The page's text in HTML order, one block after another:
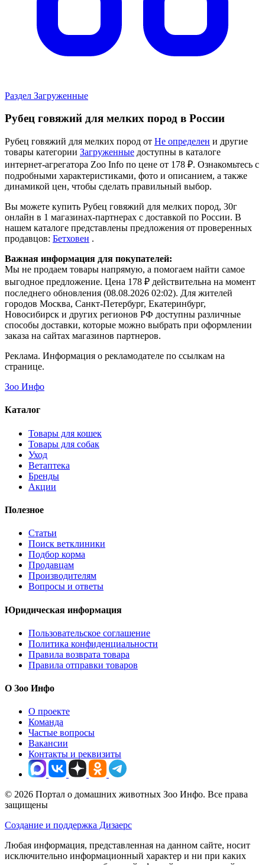
Раздел Загруженные
Рубец говяжий для мелких пород в России
Рубец говяжий для мелких пород от Не определен и другие
товары категории Загруженные доступны в каталоге
интернет-агрегатора Zoo Info по цене от 178 ₽. Ознакомьтесь с
подробными характеристиками, фото и описанием, а также
динамикой цен, чтобы сделать правильный выбор.
Вы можете купить Рубец говяжий для мелких пород, 30г
онлайн в 1 магазинах-партнерах с доставкой по России. В
нашем каталоге представлены предложения от проверенных
продавцов: Бетховен .
Важная информация для покупателей:
Мы не продаем товары напрямую, а помогаем найти самое
выгодное предложение. Цена 178 ₽ действительна на момент
последнего обновления (08.08.2026 02:02). Для жителей
городов Москва, Санкт-Петербург, Екатеринбург,
Новосибирск и других регионов РФ доступны различные
способы доставки, которые можно выбрать при оформлении
заказа на сайтах магазинов партнеров.
Реклама. Информация о рекламодателе по ссылкам на
странице.
Зоо Инфо
Каталог
Товары для кошек
Товары для собак
Уход
Ветаптека
Бренды
Акции
Полезное
Статьи
Поиск ветклиники
Подбор корма
Продавцам
Производителям
Вопросы и ответы
Юридическая информация
Пользовательское соглашение
Политика конфиденциальности
Правила возврата товара
Правила отправки товаров
О Зоо Инфо
О проекте
Команда
Частые вопросы
Вакансии
Контакты и реквизиты
© 2026 Портал о домашних животных Зоо Инфо. Все права
защищены
Создание и поддержка Дизаерс
Любая информация, представленная на данном сайте, носит
исключительно информационный характер и ни при каких